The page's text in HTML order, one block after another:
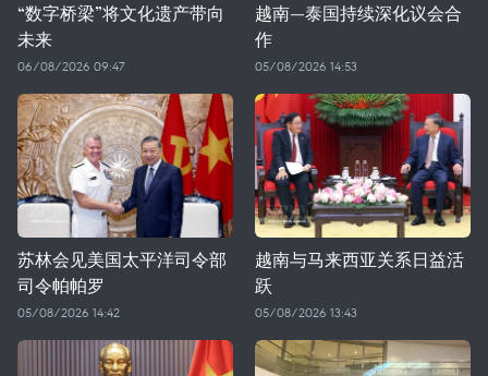
“数字桥梁”将文化遗产带向
未来
06/08/2026 09:47
越南—泰国持续深化议会合
作
05/08/2026 14:53
苏林会见美国太平洋司令部
司令帕帕罗
05/08/2026 14:42
越南与马来西亚关系日益活
跃
05/08/2026 13:43